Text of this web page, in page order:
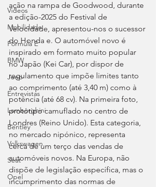
Videos
Mobilidade
Fórmula E
BMW
Jeep
Entrevistas
Lamborghini
Bentley
Volkswagen
Seat
Opel
ação na rampa de Goodwood, durante
a edição-2025 do Festival de
Velocidade, apresentou-nos o sucessor
do Honda e. O automóvel novo é
inspirado em formato muito popular
no Japão (Kei Car), por dispor de
regulamento que impõe limites tanto
ao comprimento (até 3,40 m) como à
potência (até 68 cv). Na primeira foto,
protótipo camuflado no centro de
Londres (Reino Unido). Esta categoria,
no mercado nipónico, representa
cerca de um terço das vendas de
automóveis novos. Na Europa, não
dispõe de legislação específica, mas o
incumprimento das normas de